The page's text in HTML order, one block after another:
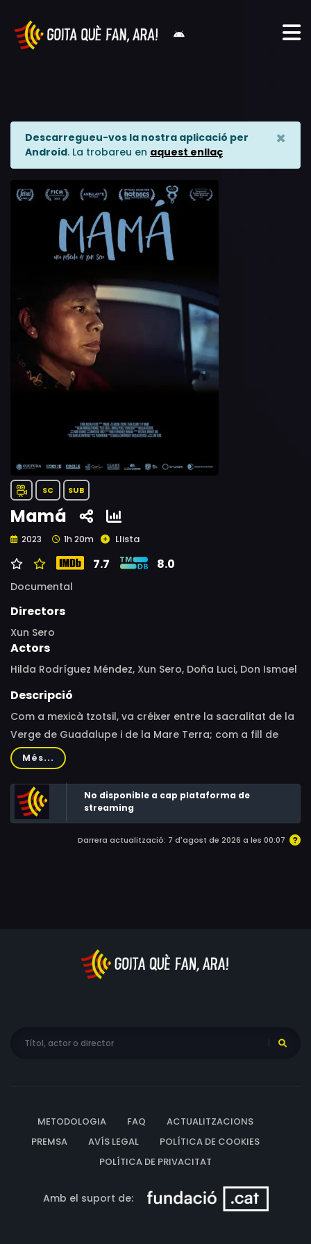
Descarregueu-vos la nostra aplicació per
Android. La trobareu en aquest enllaç
×
SC SUB
Mamá
2023 1h 20m Llista
7.7 8.0
Documental
Directors
Xun Sero
Actors
Hilda Rodríguez Méndez, Xun Sero, Doña Luci, Don Ismael
Descripció
Com a mexicà tzotsil, va créixer entre la sacralitat de la
Verge de Guadalupe i de la Mare Terra; com a fill de
mare soltera, va créixer entre burles per no tenir pare,
entre l’adoració, el menyspreu i la culpabilització de la
seva mare.
Més...
No disponible a cap plataforma de
streaming
Darrera actualització: 7 d'agost de 2026 a les 00:07
METODOLOGIA FAQ
ACTUALITZACIONS
PREMSA
AVÍS LEGAL
POLÍTICA DE COOKIES
POLÍTICA DE PRIVACITAT
Amb el suport de: